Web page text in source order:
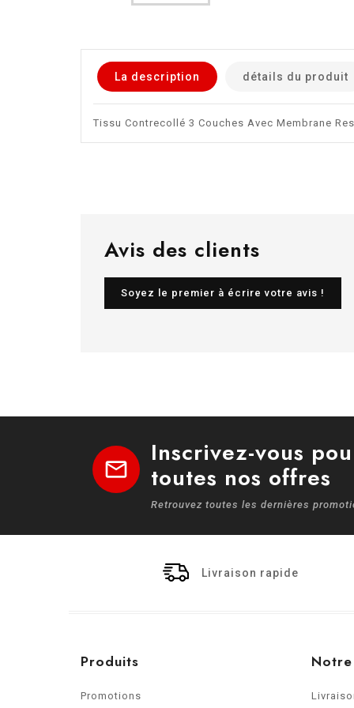
La description détails du produit
Tissu Contrecollé 3 Couches Avec Membrane
Avis des clients
Soyez le premier à écrire votre avis !
mail
Inscrivez-vous
toutes nos offres
Retrouvez toutes les dernières
Livraison rapide
Produits
Promotions